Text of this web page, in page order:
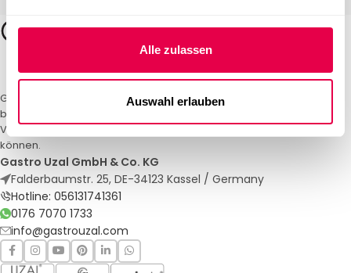
Alle zulassen
Auswahl erlauben
Gastro Uzal – Ihr Spezialist für Gastronomiemöbel und -textilien. Wir
bieten maßgeschneiderte Lösungen für Restaurants, Hotels und
Veranstaltungen. Qualität und Service, auf die Sie sich verlassen
können.
Gastro Uzal GmbH & Co. KG
Falderbaumstr. 25, DE-34123 Kassel / Germany
Hotline: 056131741361
0176 7070 1733
info@gastrouzal.com